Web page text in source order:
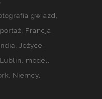
gwiazd
Francja
Jeżyce
Lublin
model
Niemcy